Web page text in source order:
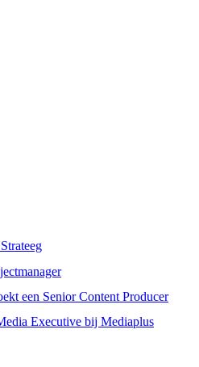
een Senior Content Producer
Executive bij Mediaplus